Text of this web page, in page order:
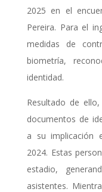
2025 en el
Pereira. Para el
medidas de
biometría,
identidad.
Resultado de
documentos de
a su implicación
2024. Estas
estadio,
asistentes.